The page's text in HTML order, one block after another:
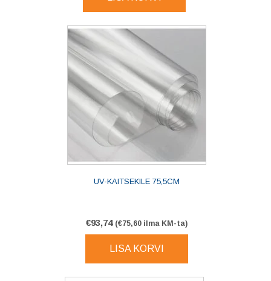
UV-KAITSEKILE 75,5CM
€93,74 (€75,60 ilma KM-ta)
LISA KORVI